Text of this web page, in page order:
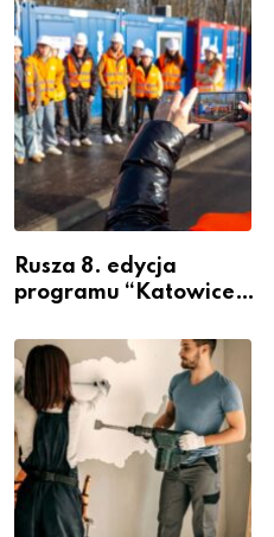
Rusza 8. edycja
programu “Katowice
– nabór dla
przedsiębiorców